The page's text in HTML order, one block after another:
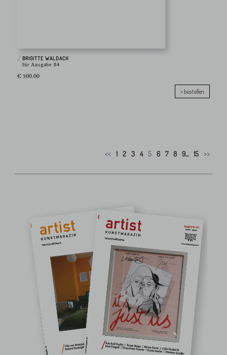
BRIGITTE WALDACH
für Ausgabe 84
€ 500.00
> bestellen
<< 1 2 3 4 5 6 7 8 9... 15 >>